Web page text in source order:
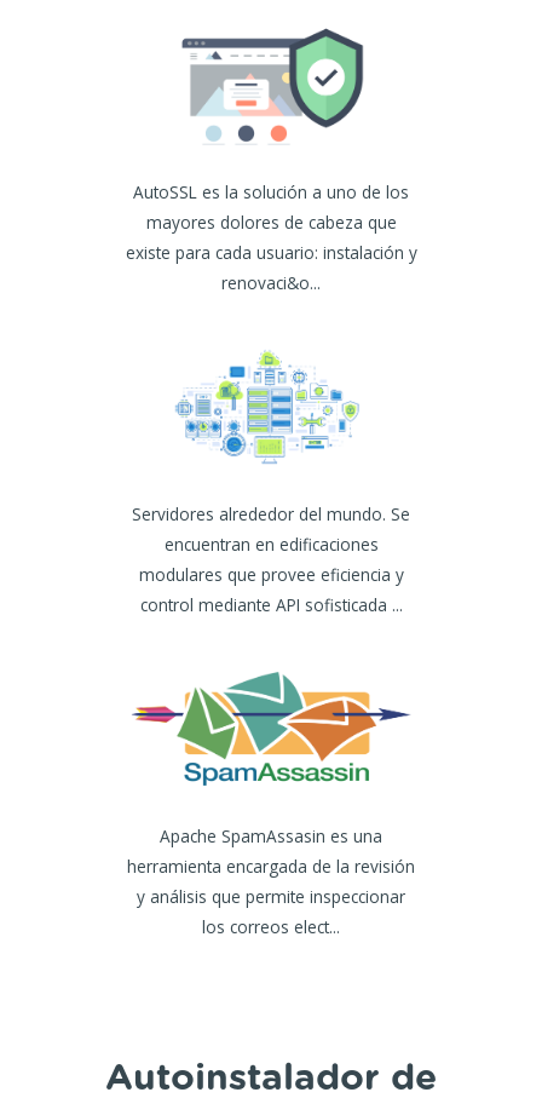
AutoSSL es la solución a uno de los
mayores dolores de cabeza que
existe para cada usuario: instalación y
renovaci&o...
Servidores alrededor del mundo. Se
encuentran en edificaciones
modulares que provee eficiencia y
control mediante API sofisticada ...
Apache SpamAssasin es una
herramienta encargada de la revisión
y análisis que permite inspeccionar
los correos elect...
Autoinstalador de